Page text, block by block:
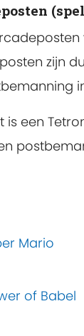
zijn
is een
Mario
of Babel